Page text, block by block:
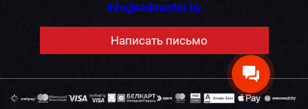
info@redmaster.by
Написать письмо